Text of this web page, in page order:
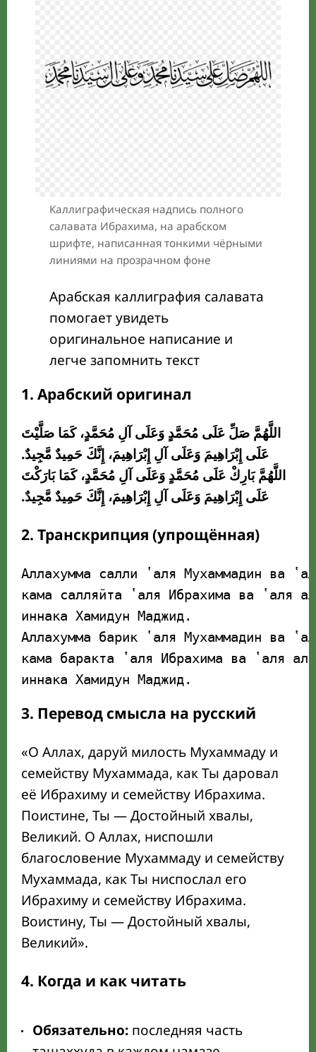
Каллиграфическая надпись полного
салавата Ибрахима, на арабском
шрифте, написанная тонкими чёрными
линиями на прозрачном фоне
Арабская каллиграфия салавата
помогает увидеть
оригинальное написание и
легче запомнить текст
1. Арабский оригинал
اللَّهُمَّ صَلِّ عَلَى مُحَمَّدٍ وَعَلَى آلِ مُحَمَّدٍ، كَمَا صَلَّيْتَ
عَلَى إِبْرَاهِيمَ وَعَلَى آلِ إِبْرَاهِيمَ، إِنَّكَ حَمِيدٌ مَّجِيدٌ.
اللَّهُمَّ بَارِكْ عَلَى مُحَمَّدٍ وَعَلَى آلِ مُحَمَّدٍ، كَمَا بَارَكْتَ
عَلَى إِبْرَاهِيمَ وَعَلَى آلِ إِبْرَاهِيمَ، إِنَّكَ حَمِيدٌ مَّجِيدٌ.
2. Транскрипция (упрощённая)
Аллахумма салли ʽаля Мухаммадин ва
кама салляйта ʽаля Ибрахима ва ʽаля
иннака Хамидун Маджид.
Аллахумма барик ʽаля Мухаммадин ва
кама баракта ʽаля Ибрахима ва ʽаля
иннака Хамидун Маджид.
3. Перевод смысла на русский
«О Аллах, даруй милость Мухаммаду и
семейству Мухаммада, как Ты даровал
её Ибрахиму и семейству Ибрахима.
Поистине, Ты — Достойный хвалы,
Великий. О Аллах, ниспошли
благословение Мухаммаду и семейству
Мухаммада, как Ты ниспослал его
Ибрахиму и семейству Ибрахима.
Воистину, Ты — Достойный хвалы,
Великий».
4. Когда и как читать
Обязательно: последняя часть